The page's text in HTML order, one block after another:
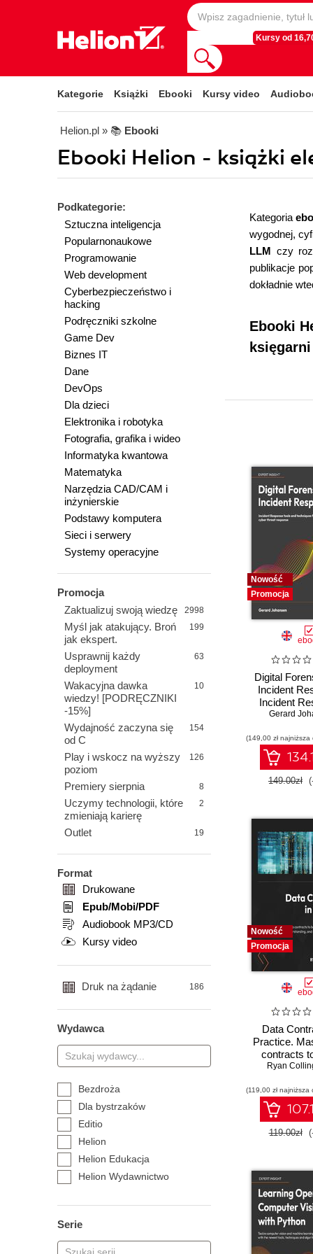
Kursy od
Kategorie Książki Ebooki Kursy video
Helion.pl » 📚 Ebooki
Ebooki Helion - książki
Podkategorie:
Sztuczna inteligencja
Popularnonaukowe
Programowanie
Web development
Cyberbezpieczeństwo i
hacking
Podręczniki szkolne
Game Dev
Biznes IT
Dane
DevOps
Dla dzieci
Elektronika i robotyka
Fotografia, grafika i wideo
Informatyka kwantowa
Matematyka
Narzędzia CAD/CAM i
inżynierskie
Podstawy komputera
Sieci i serwery
Systemy operacyjne
Promocja
Zaktualizuj swoją wiedzę
2998
Myśl jak atakujący. Broń
jak ekspert.
199
Usprawnij każdy
deployment
63
Wakacyjna dawka
wiedzy! [PODRĘCZNIKI
-15%]
10
Wydajność zaczyna się
od C
154
Play i wskocz na wyższy
poziom
126
Premiery sierpnia 8
Uczymy technologii, które
zmieniają karierę
2
Outlet 19
Format
Drukowane
Epub/Mobi/PDF
Audiobook MP3/CD
Kursy video
Druk na żądanie 186
Wydawca
Bezdroża
Dla bystrzaków
Editio
Helion
Helion Edukacja
Helion Wydawnictwo
Onepress
Sensus
Septem
Serie
Kategoria
wygodnej,
LLM czy
publikacje
dokładnie
Ebooki
Nowość
Promocja
Digital
Incident
Incident
tools and
response -
Gerard
(149,00 zł
149.00zł
Nowość
Promocja
Data
Practice.
contracts
efficiency,
support
Ryan
(119,00 zł
119.00zł